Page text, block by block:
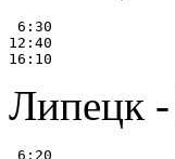
6:30
12:40
Липецк
6:20